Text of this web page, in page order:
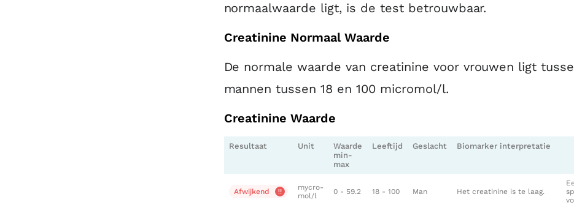
normaalwaarde ligt, is de test betrouwbaar.
Creatinine Normaal Waarde
De normale waarde van creatinine voor vrouwen ligt
mannen tussen 18 en 100 micromol/l.
Creatinine Waarde
Resultaat Unit
Waarde
min-
max
Leeftijd Geslacht Biomarker interpretatie
Afwijkend
mycro-
mol/l
0 - 59.2 18 - 100 Man Het creatinine is te laag.